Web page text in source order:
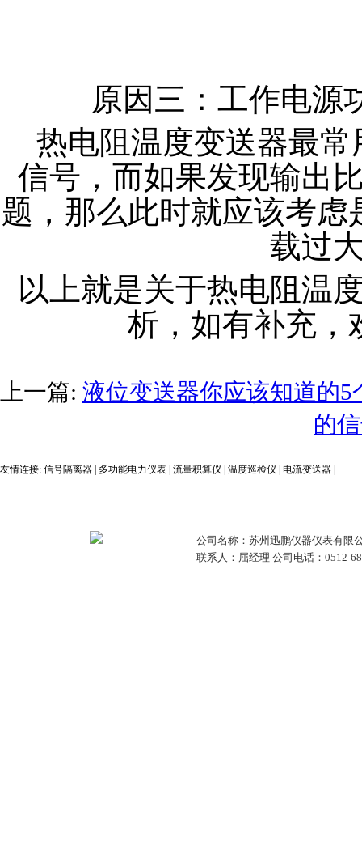
原因三：工作电源
热电阻温度变送器最
信号，而如果发现输出
题，那么此时就应该考
载过
以上就是关于热电阻温
析，如有补充，
上一篇: 液位变送器你应该知道的5
的
友情连接: 信号隔离器 多功能电力仪表 流量积算仪 温度巡检仪 电流变送器
公司名称：苏州迅鹏仪器仪表有限
联系人：屈经理 公司电话：0512-